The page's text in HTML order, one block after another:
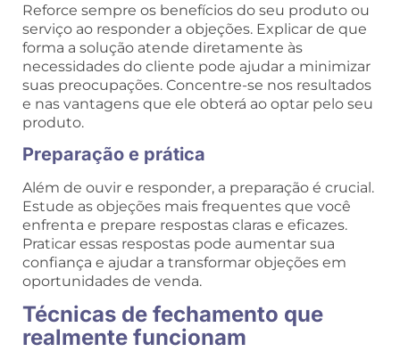
Reforce sempre os benefícios do seu produto ou
serviço ao responder a objeções. Explicar de que
forma a solução atende diretamente às
necessidades do cliente pode ajudar a minimizar
suas preocupações. Concentre-se nos resultados
e nas vantagens que ele obterá ao optar pelo seu
produto.
Preparação e prática
Além de ouvir e responder, a preparação é crucial.
Estude as objeções mais frequentes que você
enfrenta e prepare respostas claras e eficazes.
Praticar essas respostas pode aumentar sua
confiança e ajudar a transformar objeções em
oportunidades de venda.
Técnicas de fechamento que
realmente funcionam